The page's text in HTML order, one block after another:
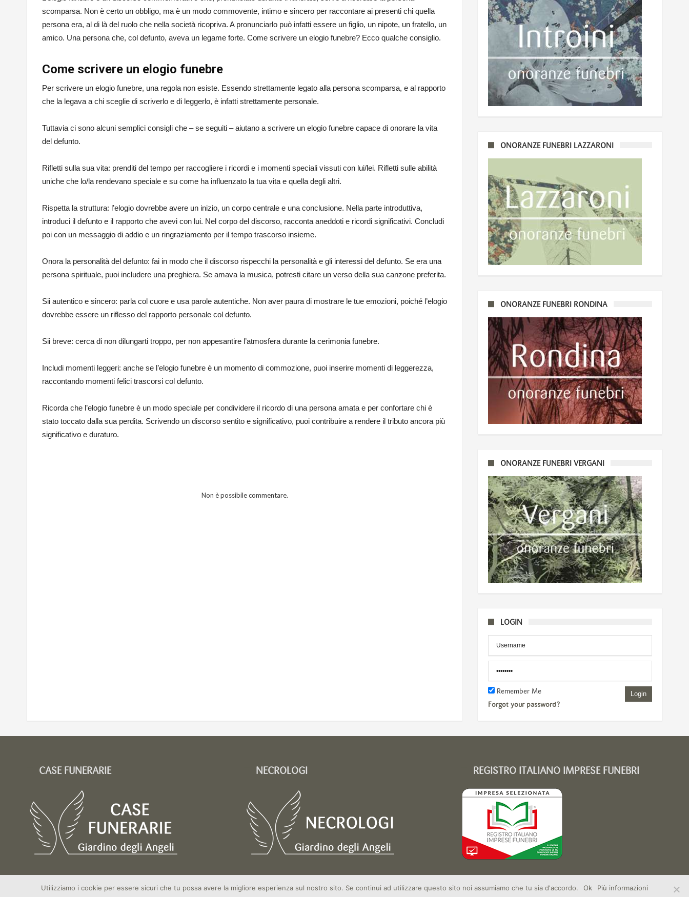
scomparsa. Non è certo un obbligo, ma è un modo commovente, intimo e sincero per raccontare ai presenti chi quella
persona era, al di là del ruolo che nella società ricopriva. A pronunciarlo può infatti essere un figlio, un nipote, un fratello, un
amico. Una persona che, col defunto, aveva un legame forte. Come scrivere un elogio funebre? Ecco qualche consiglio.
Come scrivere un elogio funebre
Per scrivere un elogio funebre, una regola non esiste. Essendo strettamente legato alla persona scomparsa, e al rapporto
che la legava a chi sceglie di scriverlo e di leggerlo, è infatti strettamente personale.
Tuttavia ci sono alcuni semplici consigli che – se seguiti – aiutano a scrivere un elogio funebre capace di onorare la vita
del defunto.
Rifletti sulla sua vita: prenditi del tempo per raccogliere i ricordi e i momenti speciali vissuti con lui/lei. Rifletti sulle abilità
uniche che lo/la rendevano speciale e su come ha influenzato la tua vita e quella degli altri.
Rispetta la struttura: l’elogio dovrebbe avere un inizio, un corpo centrale e una conclusione. Nella parte introduttiva,
introduci il defunto e il rapporto che avevi con lui. Nel corpo del discorso, racconta aneddoti e ricordi significativi. Concludi
poi con un messaggio di addio e un ringraziamento per il tempo trascorso insieme.
Onora la personalità del defunto: fai in modo che il discorso rispecchi la personalità e gli interessi del defunto. Se era una
persona spirituale, puoi includere una preghiera. Se amava la musica, potresti citare un verso della sua canzone preferita.
Sii autentico e sincero: parla col cuore e usa parole autentiche. Non aver paura di mostrare le tue emozioni, poiché l’elogio
dovrebbe essere un riflesso del rapporto personale col defunto.
Sii breve: cerca di non dilungarti troppo, per non appesantire l’atmosfera durante la cerimonia funebre.
Includi momenti leggeri: anche se l’elogio funebre è un momento di commozione, puoi inserire momenti di leggerezza,
raccontando momenti felici trascorsi col defunto.
Ricorda che l’elogio funebre è un modo speciale per condividere il ricordo di una persona amata e per confortare chi è
stato toccato dalla sua perdita. Scrivendo un discorso sentito e significativo, puoi contribuire a rendere il tributo ancora più
significativo e duraturo.
Non è possibile commentare.
ONORANZE FUNEBRI LAZZARONI
ONORANZE FUNEBRI RONDINA
ONORANZE FUNEBRI VERGANI
LOGIN
Remember Me Login
Forgot your password?
CASE FUNERARIE NECROLOGI REGISTRO ITALIANO IMPRESE FUNEBRI
Utilizziamo i cookie per essere sicuri che tu possa avere la migliore esperienza sul nostro sito. Se continui ad utilizzare questo sito noi assumiamo che tu sia d'accordo. Ok Più informazioni